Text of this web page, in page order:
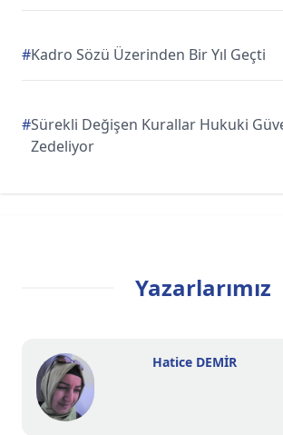
#Kadro Sözü Üzerinden Bir Yıl Geçti
#Sürekli Değişen Kurallar Hukuki
Zedeliyor
Yazarlarımız
Hatice DEMİR